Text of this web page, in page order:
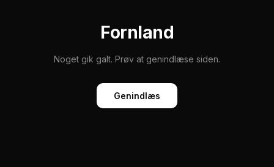
Fornland
Noget gik galt. Prøv at genindlæse siden.
Genindlæs